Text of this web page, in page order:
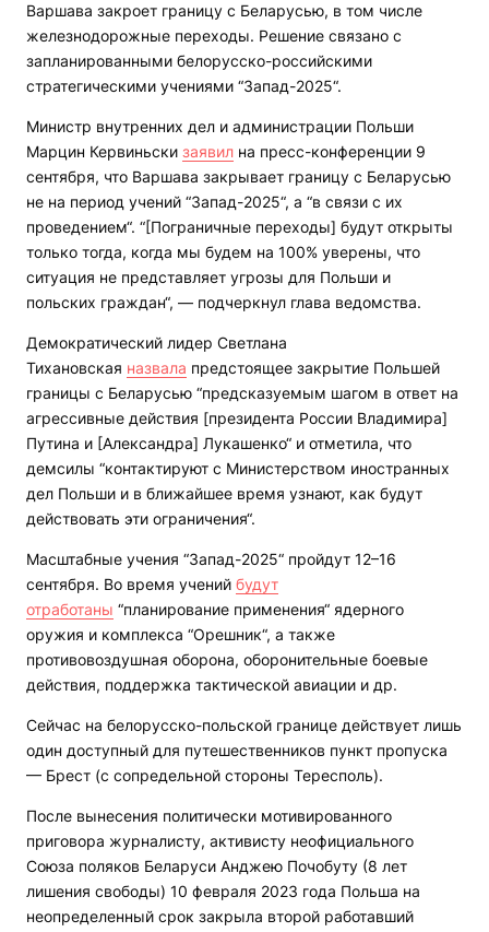
Варшава закроет границу с Беларусью, в том числе
железнодорожные переходы. Решение связано с
запланированными белорусско-российскими
стратегическими учениями “Запад-2025“.
Министр внутренних дел и администрации Польши
Марцин Кервиньски заявил на пресс-конференции 9
сентября, что Варшава закрывает границу с Беларусью
не на период учений “Запад-2025“, а “в связи с их
проведением“. “[Пограничные переходы] будут открыты
только тогда, когда мы будем на 100% уверены, что
ситуация не представляет угрозы для Польши и
польских граждан“, — подчеркнул глава ведомства.
Демократический лидер Светлана
Тихановская назвала предстоящее закрытие Польшей
границы с Беларусью “предсказуемым шагом в ответ на
агрессивные действия [президента России Владимира]
Путина и [Александра] Лукашенко“ и отметила, что
демсилы “контактируют с Министерством иностранных
дел Польши и в ближайшее время узнают, как будут
действовать эти ограничения“.
Масштабные учения “Запад-2025“ пройдут 12–16
сентября. Во время учений будут
отработаны “планирование применения“ ядерного
оружия и комплекса “Орешник“, а также
противовоздушная оборона, оборонительные боевые
действия, поддержка тактической авиации и др.
Сейчас на белорусско-польской границе действует лишь
один доступный для путешественников пункт пропуска
— Брест (с сопредельной стороны Тересполь).
После вынесения политически мотивированного
приговора журналисту, активисту неофициального
Союза поляков Беларуси Анджею Почобуту (8 лет
лишения свободы) 10 февраля 2023 года Польша на
неопределенный срок закрыла второй работавший